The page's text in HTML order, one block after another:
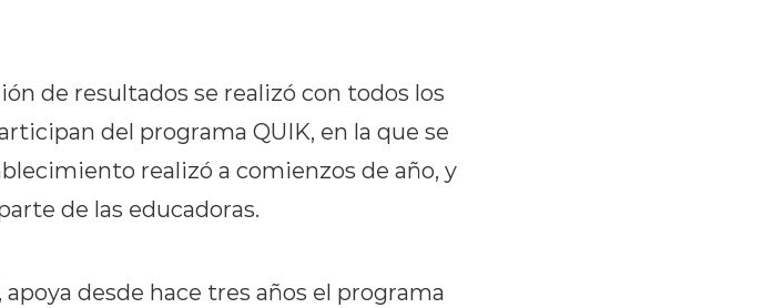
de resultados se realizó con todos los
del programa QUIK, en la que se
realizó a comienzos de año, y
de las educadoras.
desde hace tres años el programa